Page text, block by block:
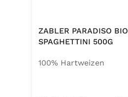
ZABLER PARADISO BIO
SPAGHETTINI 500G
100% Hartweizen